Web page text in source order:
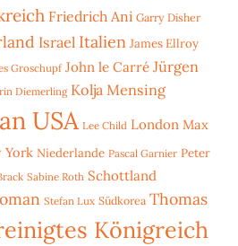
Friedrich Ani Garry Disher
Israel Italien James Ellroy
Groschupf John le Carré Jürgen
Diemerling Kolja Mensing
USA Lee Child London Max
York Niederlande Pascal Garnier Peter
Sabine Roth Schottland
Stefan Lux Südkorea Thomas
Königreich